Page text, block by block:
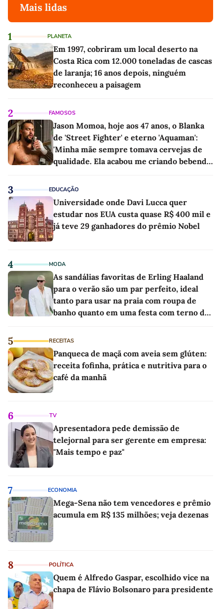
Mais lidas
1 PLANETA
Em 1997, cobriram um local deserto na
Costa Rica com 12.000 toneladas de cascas
de laranja; 16 anos depois, ninguém
reconheceu a paisagem
2 FAMOSOS
Jason Momoa, hoje aos 47 anos, o Blanka
de 'Street Fighter' e eterno 'Aquaman':
'Minha mãe sempre tomava cervejas de
qualidade. Ela acabou me criando bebendo
3 EDUCAÇÃO
Universidade onde Davi Lucca quer
estudar nos EUA custa quase R$ 400 mil e
já teve 29 ganhadores do prêmio Nobel
4 MODA
As sandálias favoritas de Erling Haaland
para o verão são um par perfeito, ideal
tanto para usar na praia com roupa de
banho quanto em uma festa com terno de
5 RECEITAS
Panqueca de maçã com aveia sem glúten:
receita fofinha, prática e nutritiva para o
café da manhã
6 TV
Apresentadora pede demissão de
telejornal para ser gerente em empresa:
"Mais tempo e paz"
7 ECONOMIA
Mega-Sena não tem vencedores e prêmio
acumula em R$ 135 milhões; veja dezenas
8 POLÍTICA
Quem é Alfredo Gaspar, escolhido vice na
chapa de Flávio Bolsonaro para presidente